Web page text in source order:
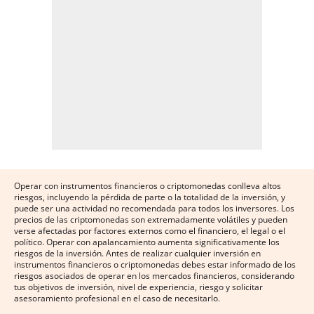
Operar con instrumentos financieros o criptomonedas conlleva altos
riesgos, incluyendo la pérdida de parte o la totalidad de la inversión, y
puede ser una actividad no recomendada para todos los inversores. Los
precios de las criptomonedas son extremadamente volátiles y pueden
verse afectadas por factores externos como el financiero, el legal o el
político. Operar con apalancamiento aumenta significativamente los
riesgos de la inversión. Antes de realizar cualquier inversión en
instrumentos financieros o criptomonedas debes estar informado de los
riesgos asociados de operar en los mercados financieros, considerando
tus objetivos de inversión, nivel de experiencia, riesgo y solicitar
asesoramiento profesional en el caso de necesitarlo.